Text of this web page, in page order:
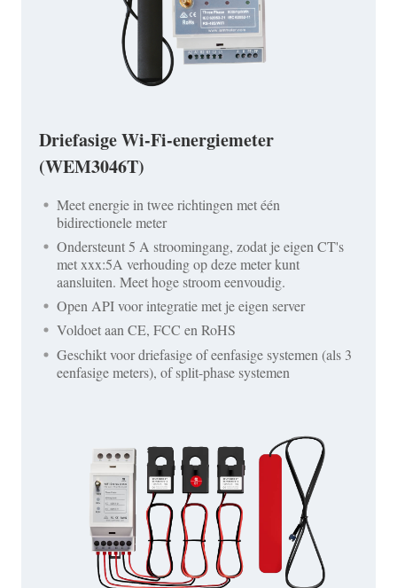
Driefasige Wi-Fi-energiemeter
(WEM3046T)
Meet energie in twee richtingen met één
bidirectionele meter
Ondersteunt 5 A stroomingang, zodat je eigen CT's
met xxx:5A verhouding op deze meter kunt
aansluiten. Meet hoge stroom eenvoudig.
Open API voor integratie met je eigen server
Voldoet aan CE, FCC en RoHS
Geschikt voor driefasige of eenfasige systemen (als 3
eenfasige meters), of split-phase systemen